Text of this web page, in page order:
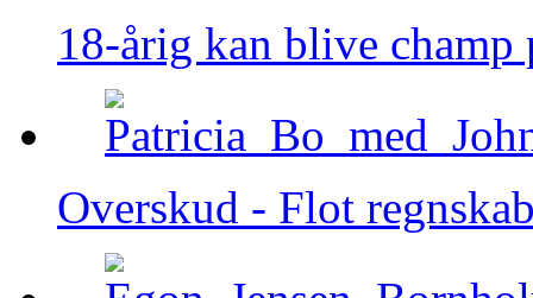
18-årig kan blive champ
Overskud - Flot